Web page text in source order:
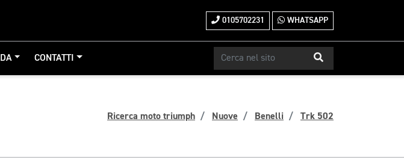
0105702231 WHATSAPP
CONTATTI
Ricerca moto triumph Nuove Benelli Trk 502